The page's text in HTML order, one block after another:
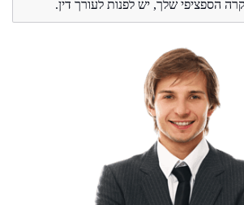
הספציפי שלך, יש לפנות לעורך דין.